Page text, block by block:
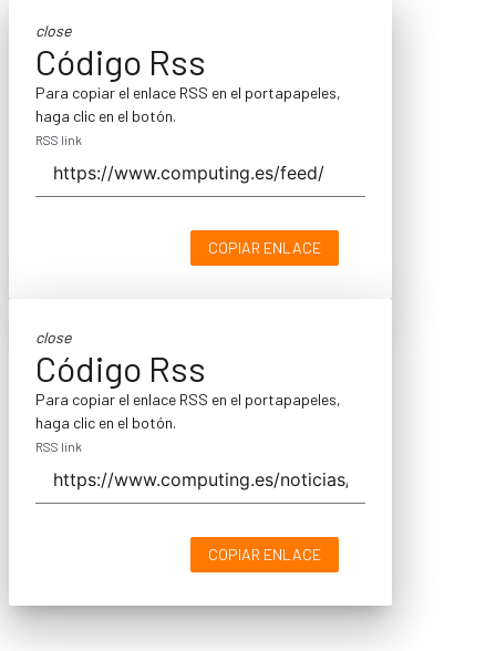
close
Código Rss
Para copiar el enlace RSS en el portapapeles,
haga clic en el botón.
RSS link
COPIAR ENLACE
close
Código Rss
Para copiar el enlace RSS en el portapapeles,
haga clic en el botón.
RSS link
COPIAR ENLACE